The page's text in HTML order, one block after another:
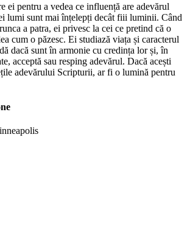
ei pentru a vedea ce influență are adevărul
lumi sunt mai înțelepți decât fiii luminii. Când
a patra, ei privesc la cei ce pretind că o
cum o păzesc. Ei studiază viața și caracterul
dacă sunt în armonie cu credința lor și, în
acceptă sau resping adevărul. Dacă acești
adevărului Scripturii, ar fi o lumină pentru